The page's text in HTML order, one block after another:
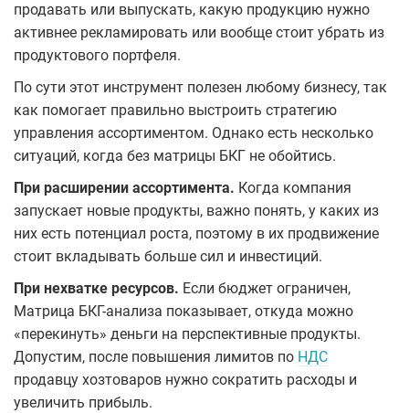
продавать или выпускать, какую продукцию нужно
активнее рекламировать или вообще стоит убрать из
продуктового портфеля.
По сути этот инструмент полезен любому бизнесу, так
как помогает правильно выстроить стратегию
управления ассортиментом. Однако есть несколько
ситуаций, когда без матрицы БКГ не обойтись.
При расширении ассортимента. Когда компания
запускает новые продукты, важно понять, у каких из
них есть потенциал роста, поэтому в их продвижение
стоит вкладывать больше сил и инвестиций.
При нехватке ресурсов. Если бюджет ограничен,
Матрица БКГ-анализа показывает, откуда можно
«перекинуть» деньги на перспективные продукты.
Допустим, после повышения лимитов по НДС
продавцу хозтоваров нужно сократить расходы и
увеличить прибыль.